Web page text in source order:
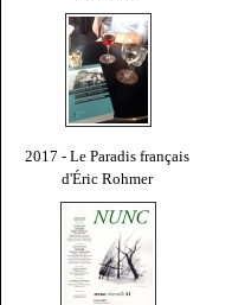
2017 - Le Paradis français
d'Éric Rohmer